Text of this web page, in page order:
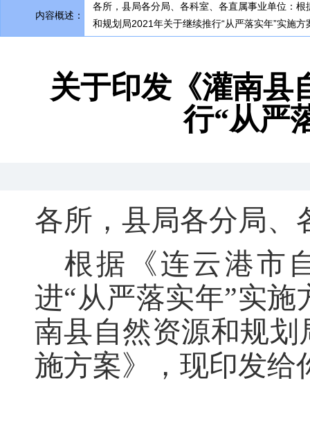
内容概述：
各所， 县局各分局、各科室、各直属事业单位：
和规划局2021年关于继续推行“从严落实年”实施
关于印发《灌南县
行“从严
各所 ， 县局各分局、
根据《连云港市
进“从严落实年”实施
南县自然资源和规划
施方案》
， 现印发给